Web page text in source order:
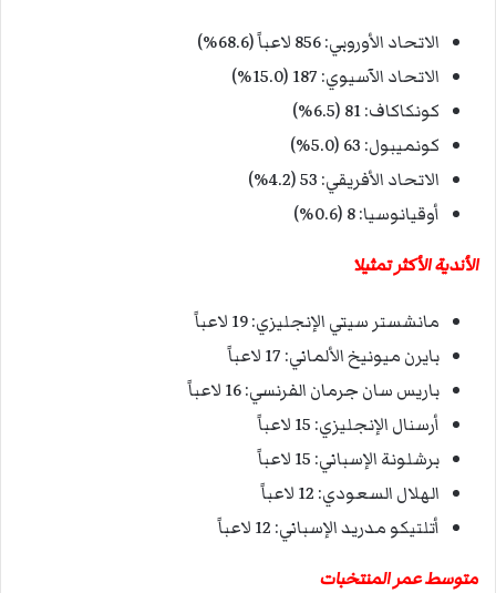
الاتحاد الأوروبي: 856 لاعباً (68.6%)
الاتحاد الآسيوي: 187 (15.0%)
كونكاكاف: 81 (6.5%)
كونميبول: 63 (5.0%)
الاتحاد الأفريقي: 53 (4.2%)
أوقيانوسيا: 8 (0.6%)
الأندية الأكثر تمثيلا
مانشستر سيتي الإنجليزي: 19 لاعباً
بايرن ميونيخ الألماني: 17 لاعباً
باريس سان جرمان الفرنسي: 16 لاعباً
أرسنال الإنجليزي: 15 لاعباً
برشلونة الإسباني: 15 لاعباً
الهلال السعودي: 12 لاعباً
أتلتيكو مدريد الإسباني: 12 لاعباً
متوسط عمر المنتخبات